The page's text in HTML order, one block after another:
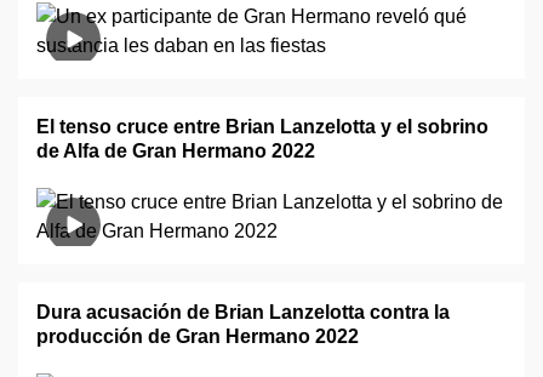
El tenso cruce entre Brian Lanzelotta y el sobrino
de Alfa de Gran Hermano 2022
Dura acusación de Brian Lanzelotta contra la
producción de Gran Hermano 2022